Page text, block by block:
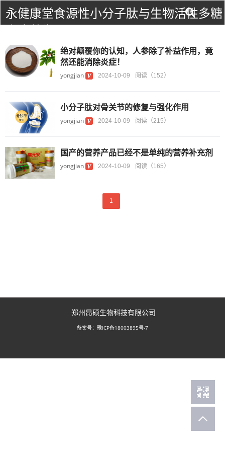
永健康堂食源性小分子肽与生物活性多糖
绝对颠覆你的认知，人参除了补益作用，竟
然还能消除炎症！
yongjian 2024-10-09 阅读（152）
小分子肽对骨关节的修复与强化作用
yongjian 2024-10-09 阅读（215）
国产的营养产品已经不是单纯的营养补充剂
yongjian 2024-10-09 阅读（165）
1
郑州昂硕生物科技有限公司
备案号： 豫ICP备18003895号-7